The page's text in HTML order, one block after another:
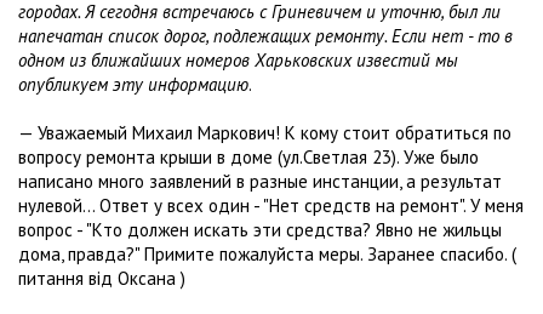
городах. Я сегодня встречаюсь с Гриневичем и уточню, был ли
напечатан список дорог, подлежащих ремонту. Если нет - то в
одном из ближайших номеров Харьковских известий мы
опубликуем эту информацию.
— Уважаемый Михаил Маркович! К кому стоит обратиться по
вопросу ремонта крыши в доме (ул.Светлая 23). Уже было
написано много заявлений в разные инстанции, а результат
нулевой... Ответ у всех один - "Нет средств на ремонт". У меня
вопрос - "Кто должен искать эти средства? Явно не жильцы
дома, правда?" Примите пожалуйста меры. Заранее спасибо. (
питання вiд Оксана )